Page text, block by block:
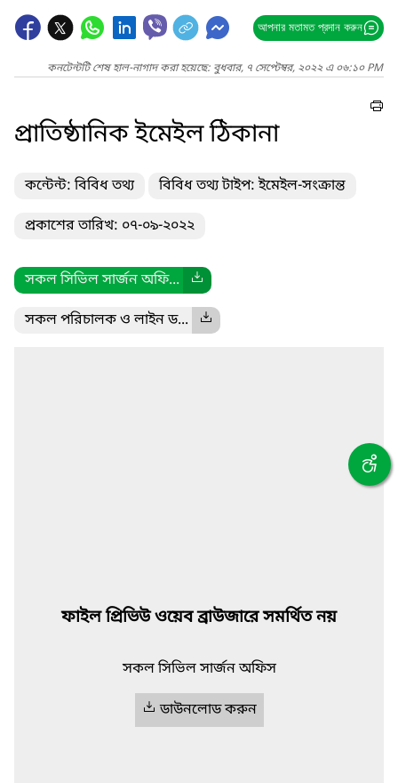
আপনার মতামত প্রদান করুন
কনটেন্টটি শেষ হাল-নাগাদ করা হয়েছে: বুধবার, ৭ সেপ্টেম্বর, ২০২২ এ ০৬:১০ PM
প্রাতিষ্ঠানিক ইমেইল ঠিকানা
কন্টেন্ট: বিবিধ তথ্য বিবিধ তথ্য টাইপ: ইমেইল-সংক্রান্ত
প্রকাশের তারিখ: ০৭-০৯-২০২২
সকল সিভিল সার্জন অফি...
সকল পরিচালক ও লাইন ড...
ফাইল প্রিভিউ ওয়েব ব্রাউজারে সমর্থিত নয়
সকল সিভিল সার্জন অফিস
ডাউনলোড করুন